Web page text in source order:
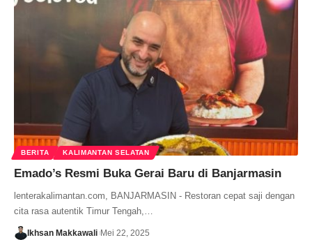
BERITA KALIMANTAN SELATAN
Emado’s Resmi Buka Gerai Baru di Banjarmasin
lenterakalimantan.com, BANJARMASIN - Restoran cepat saji dengan
cita rasa autentik Timur Tengah,…
Ikhsan Makkawali Mei 22, 2025